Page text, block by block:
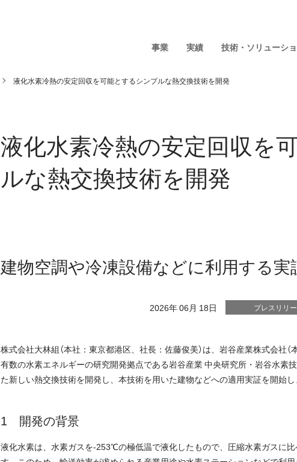
事業 実績 技術・ソリューシ
液化水素冷熱の安定回収を可能とするシンプルな熱交換技術を開発
液化水素冷熱の安定回収を
ルな熱交換技術を開発
建物空調や冷凍設備などに利用する実
2026年 06月 18日 プレスリリ
株式会社大林組（本社：東京都港区、社長：佐藤俊美）は、岩谷産業株式会社
有数の水素エネルギーの研究開発拠点である岩谷産業 中央研究所・岩谷水素
た新しい熱交換技術を開発し、本技術を用いた建物などへの適用実証を開始し
開発の背景
液化水素は、水素ガスを-253℃の極低温で液化したもので、圧縮水素ガスに